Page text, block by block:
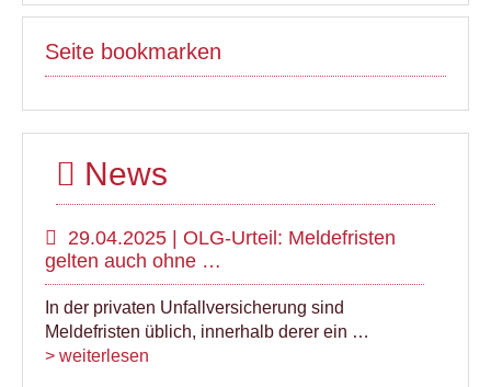
Seite bookmarken
News
29.04.2025 | OLG-Urteil: Meldefristen
gelten auch ohne …
In der privaten Unfallversicherung sind
Meldefristen üblich, innerhalb derer ein …
> weiterlesen